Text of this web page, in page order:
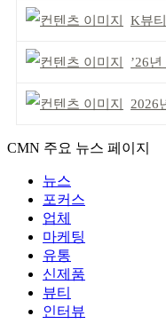
K뷰티,
’26년
2026
CMN 주요 뉴스 페이지
뉴스
포커스
업체
마케팅
유통
신제품
뷰티
인터뷰